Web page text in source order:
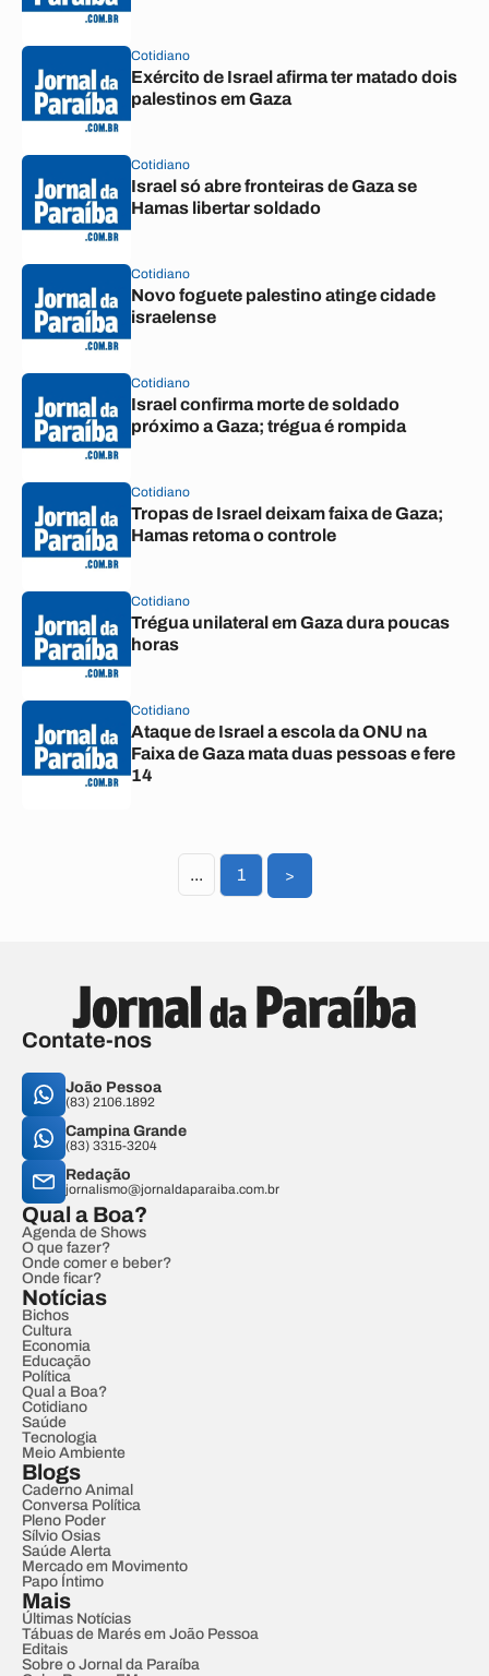
Cotidiano
Exército de Israel afirma ter matado dois
palestinos em Gaza
Cotidiano
Israel só abre fronteiras de Gaza se
Hamas libertar soldado
Cotidiano
Novo foguete palestino atinge cidade
israelense
Cotidiano
Israel confirma morte de soldado
próximo a Gaza; trégua é rompida
Cotidiano
Tropas de Israel deixam faixa de Gaza;
Hamas retoma o controle
Cotidiano
Trégua unilateral em Gaza dura poucas
horas
Cotidiano
Ataque de Israel a escola da ONU na
Faixa de Gaza mata duas pessoas e fere
14
... 1 >
Contate-nos
João Pessoa
(83) 2106.1892
Campina Grande
(83) 3315-3204
Redação
jornalismo@jornaldaparaiba.com.br
Qual a Boa?
Agenda de Shows
O que fazer?
Onde comer e beber?
Onde ficar?
Notícias
Bichos
Cultura
Economia
Educação
Política
Qual a Boa?
Cotidiano
Saúde
Tecnologia
Meio Ambiente
Blogs
Caderno Animal
Conversa Política
Pleno Poder
Sílvio Osias
Saúde Alerta
Mercado em Movimento
Papo Íntimo
Mais
Últimas Notícias
Tábuas de Marés em João Pessoa
Editais
Sobre o Jornal da Paraíba